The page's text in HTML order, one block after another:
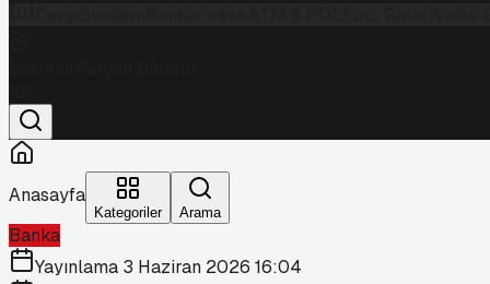
Anasayfa
Kategoriler Arama
Banka
Yayınlama 3 Haziran 2026 16:04